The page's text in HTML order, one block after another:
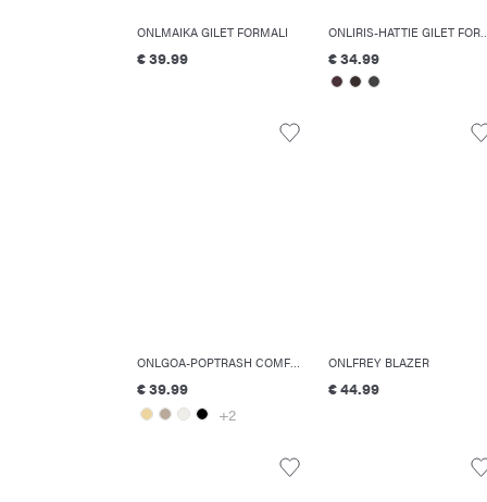
ONLMAIKA GILET FORMALI
€ 39.99
ONLIRIS-
€ 34.99
ONLGOA-POPTRASH COMFORT FIT LINO PANTALONI
€ 39.99
+2
ONLFREY BLAZER
€ 44.99